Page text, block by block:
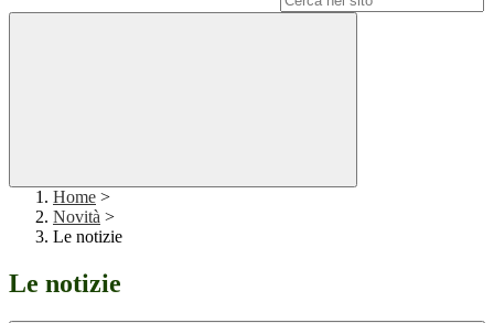
Home >
Novità >
Le notizie
Le notizie